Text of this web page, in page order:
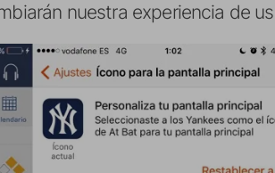
nuestra experiencia de